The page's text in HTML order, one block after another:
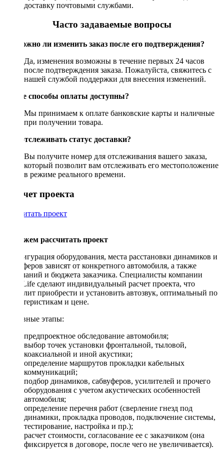
доставку почтовыми службами.
Часто задаваемые вопросы
Возможно ли изменить заказ после его подтверждения?
Да, изменения возможны в течение первых 24 часов
после подтверждения заказа. Пожалуйста, свяжитесь с
нашей службой поддержки для внесения изменений.
Какие способы оплаты доступны?
Мы принимаем к оплате банковские карты и наличные
при получении товара.
Как отслеживать статус доставки?
Вы получите номер для отслеживания вашего заказа,
который позволит вам отслеживать его местоположение
в режиме реального времени.
Рассчет проекта
Рассчитать проект
Поможем рассчитать проект
Конфигурация оборудования, места расстановки динамиков и
сабвуферов зависят от конкретного автомобиля, а также
пожеланий и бюджета заказчика. Специалисты компании
DriveLife сделают индивидуальный расчет проекта, что
позволит приобрести и установить автозвук, оптимальный по
характеристикам и цене.
Основные этапы:
предпроектное обследование автомобиля;
выбор точек установки фронтальной, тыловой,
коаксиальной и иной акустики;
определение маршрутов прокладки кабельных
коммуникаций;
подбор динамиков, сабвуферов, усилителей и прочего
оборудования с учетом акустических особенностей
автомобиля;
определение перечня работ (сверление гнезд под
динамики, прокладка проводов, подключение системы,
тестирование, настройка и пр.);
расчет стоимости, согласование ее с заказчиком (она
фиксируется в договоре, после чего не увеличивается).